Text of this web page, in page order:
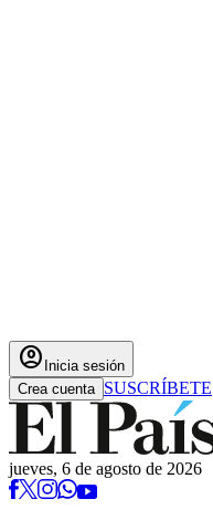
account_circle Inicia sesión
Crea cuenta SUSCRÍBETE
jueves, 6 de agosto de 2026